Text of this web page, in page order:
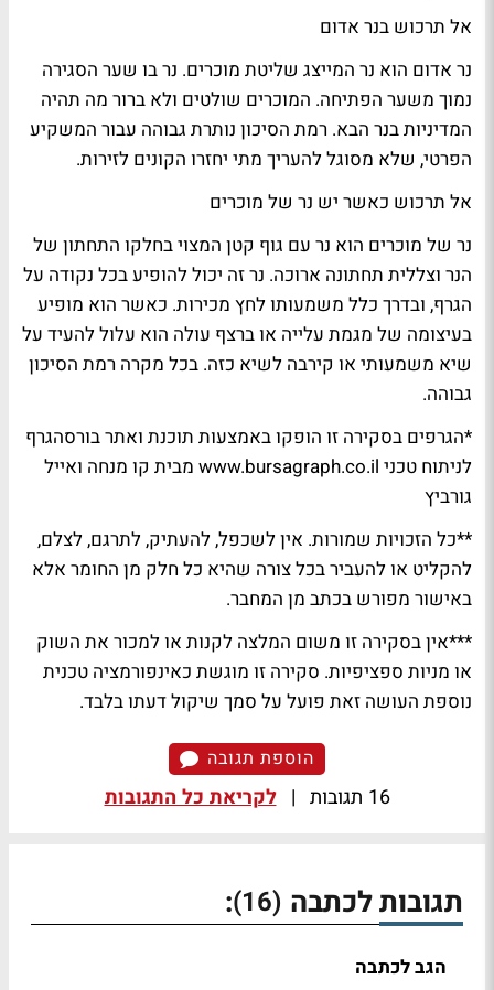
אל תרכוש בנר אדום
נר אדום הוא נר המייצג שליטת מוכרים. נר בו שער הסגירה
נמוך משער הפתיחה. המוכרים שולטים ולא ברור מה תהיה
המדיניות בנר הבא. רמת הסיכון נותרת גבוהה עבור המשקיע
הפרטי, שלא מסוגל להעריך מתי יחזרו הקונים לזירות.
אל תרכוש כאשר יש נר של מוכרים
נר של מוכרים הוא נר עם גוף קטן המצוי בחלקו התחתון של
הנר וצללית תחתונה ארוכה. נר זה יכול להופיע בכל נקודה על
הגרף, ובדרך כלל משמעותו לחץ מכירות. כאשר הוא מופיע
בעיצומה של מגמת עלייה או ברצף עולה הוא עלול להעיד על
שיא משמעותי או קירבה לשיא כזה. בכל מקרה רמת הסיכון
גבוהה.
*הגרפים בסקירה זו הופקו באמצעות תוכנת ואתר בורסהגרף
לניתוח טכני www.bursagraph.co.il מבית קו מנחה ואייל
גורביץ
**כל הזכויות שמורות. אין לשכפל, להעתיק, לתרגם, לצלם,
להקליט או להעביר בכל צורה שהיא כל חלק מן החומר אלא
באישור מפורש בכתב מן המחבר.
***אין בסקירה זו משום המלצה לקנות או למכור את השוק
או מניות ספציפיות. סקירה זו מוגשת כאינפורמציה טכנית
נוספת העושה זאת פועל על סמך שיקול דעתו בלבד.
הוספת תגובה
16 תגובות | לקריאת כל התגובות
תגובות לכתבה (16)
:
הגב לכתבה